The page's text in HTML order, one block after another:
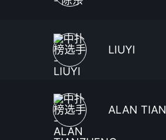
LIUYI
ALAN